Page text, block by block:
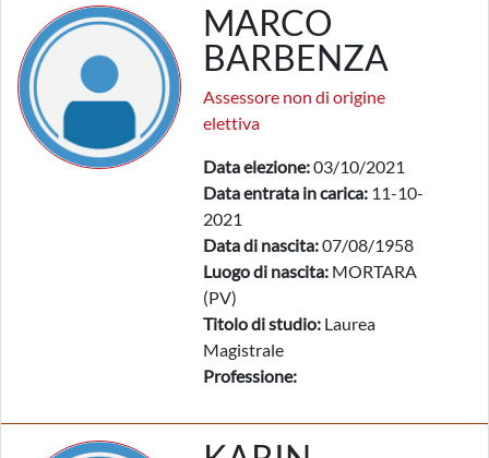
MARCO
BARBENZA
Assessore non di origine
elettiva
Data elezione:03/10/2021
Data entrata in carica: 11-10-
2021
Data di nascita:07/08/1958
Luogo di nascita: MORTARA
(PV)
Titolo di studio: Laurea
Magistrale
Professione: